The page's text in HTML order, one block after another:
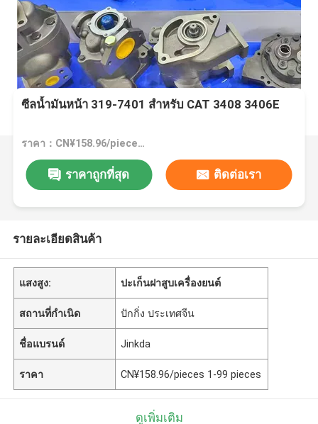
ซีลน้ำมันหน้า 319-7401 สำหรับ CAT 3408 3406E
ราคา：CN¥158.96/pieces 1-99 pieces
ราคาถูกที่สุด ติดต่อเรา
รายละเอียดสินค้า
แสงสูง: ปะเก็นฝาสูบเครื่องยนต์
สถานที่กำเนิด ปักกิ่ง ประเทศจีน
ชื่อแบรนด์ Jinkda
ราคา CN¥158.96/pieces 1-99 pieces
ดูเพิ่มเติม